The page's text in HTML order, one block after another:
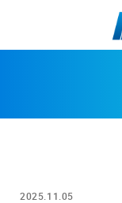
2025.11.05